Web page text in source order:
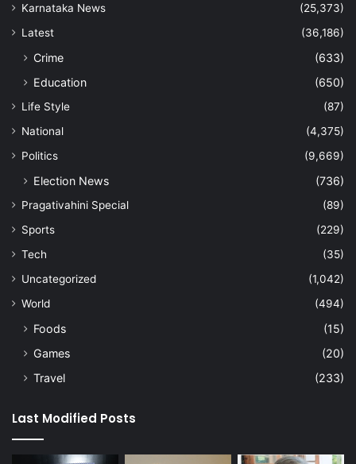
Karnataka News
(25,373)
Latest
(36,186)
Crime
(633)
Education
(650)
Life Style
(87)
National
(4,375)
Politics
(9,669)
Election News (736)
Pragativahini Special
(89)
Sports
(229)
Tech
(35)
Uncategorized
(1,042)
World
(494)
Foods
(15)
Games
(20)
Travel
(233)
Last Modified Posts